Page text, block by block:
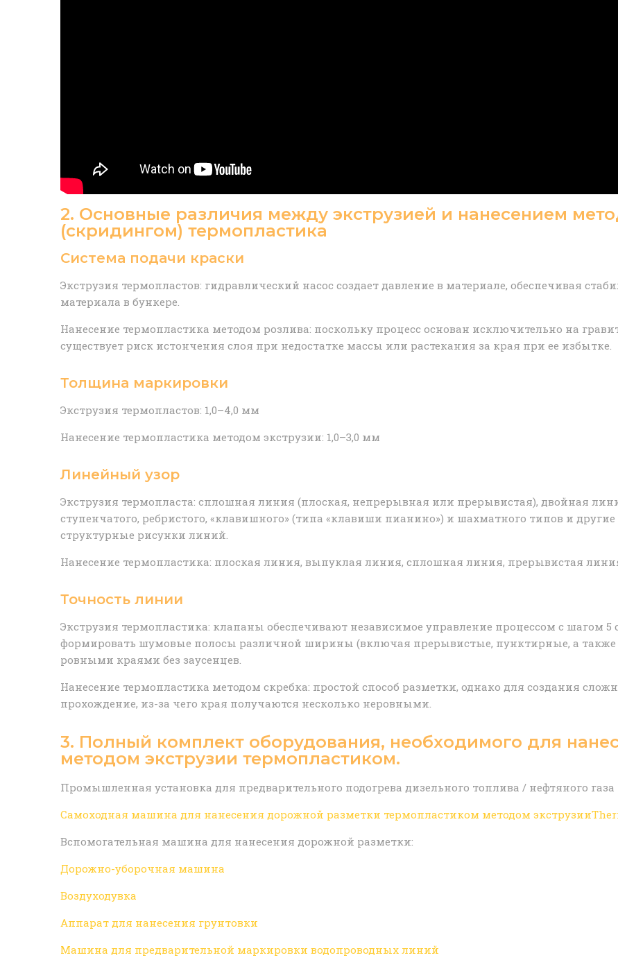
2. Основные различия между экструзией и нанесением
(скридингом) термопластика
Система подачи краски
Экструзия термопластов: гидравлический насос создает давление в материале, обеспечивая
материала в бункере.
Нанесение термопластика методом розлива: поскольку процесс основан исключительно на
существует риск истончения слоя при недостатке массы или растекания за края при ее избытке.
Толщина маркировки
Экструзия термопластов: 1,0–4,0 мм
Нанесение термопластика методом экструзии: 1,0–3,0 мм
Линейный узор
Экструзия термопласта: сплошная линия (плоская, непрерывная или прерывистая), двойная
ступенчатого, ребристого, «клавишного» (типа «клавиши пианино») и шахматного типов и
структурные рисунки линий.
Нанесение термопластика: плоская линия, выпуклая линия, сплошная линия, прерывистая
Точность линии
Экструзия термопластика: клапаны обеспечивают независимое управление процессом с шагом 5
формировать шумовые полосы различной ширины (включая прерывистые, пунктирные, а также
ровными краями без заусенцев.
Нанесение термопластика методом скребка: простой способ разметки, однако для создания
прохождение, из-за чего края получаются несколько неровными.
3. Полный комплект оборудования, необходимого для
методом экструзии термопластиком.
Промышленная установка для предварительного подогрева дизельного топлива / нефтяного газа
Самоходная машина для нанесения дорожной разметки термопластиком методом
Вспомогательная машина для нанесения дорожной разметки:
Дорожно-уборочная машина
Воздуходувка
Аппарат для нанесения грунтовки
Машина для предварительной маркировки водопроводных линий